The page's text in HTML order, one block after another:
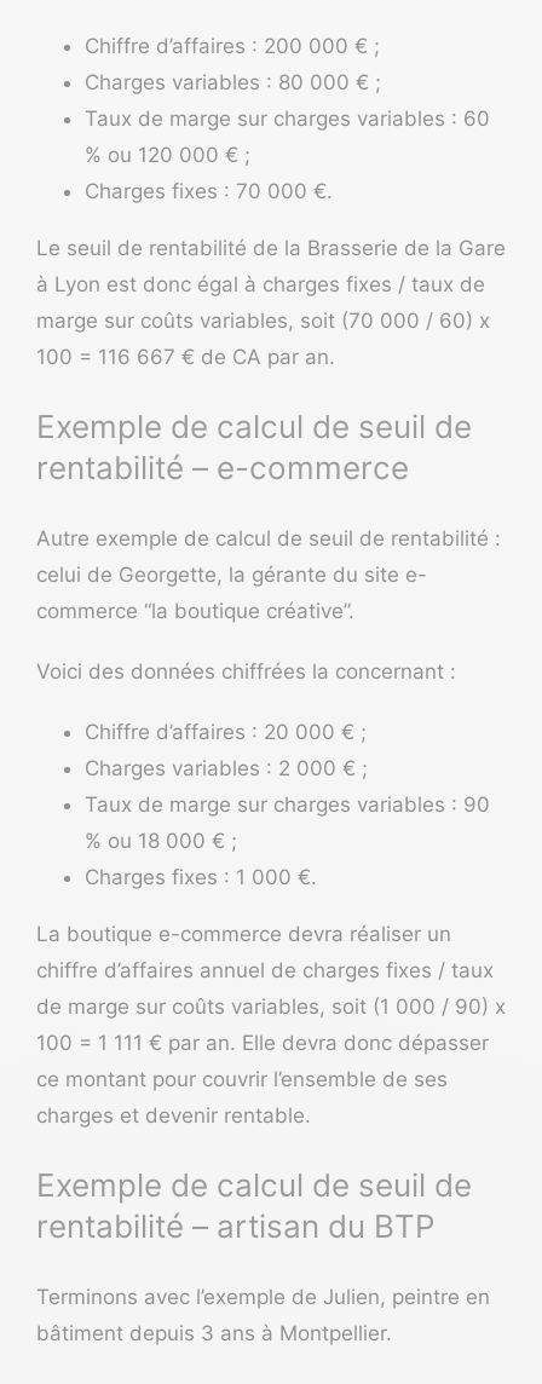
Chiffre d’affaires : 200 000 € ;
Charges variables : 80 000 € ;
Taux de marge sur charges variables : 60
% ou 120 000 € ;
Charges fixes : 70 000 €.
Le seuil de rentabilité de la Brasserie de la Gare
à Lyon est donc égal à charges fixes / taux de
marge sur coûts variables, soit (70 000 / 60) x
100 = 116 667 € de CA par an.
Exemple de calcul de seuil de
rentabilité – e-commerce
Autre exemple de calcul de seuil de rentabilité :
celui de Georgette, la gérante du site e-
commerce “la boutique créative”.
Voici des données chiffrées la concernant :
Chiffre d’affaires : 20 000 € ;
Charges variables : 2 000 € ;
Taux de marge sur charges variables : 90
% ou 18 000 € ;
Charges fixes : 1 000 €.
La boutique e-commerce devra réaliser un
chiffre d’affaires annuel de charges fixes / taux
de marge sur coûts variables, soit (1 000 / 90) x
100 = 1 111 € par an. Elle devra donc dépasser
ce montant pour couvrir l’ensemble de ses
charges et devenir rentable.
Exemple de calcul de seuil de
rentabilité – artisan du BTP
Terminons avec l’exemple de Julien, peintre en
bâtiment depuis 3 ans à Montpellier.